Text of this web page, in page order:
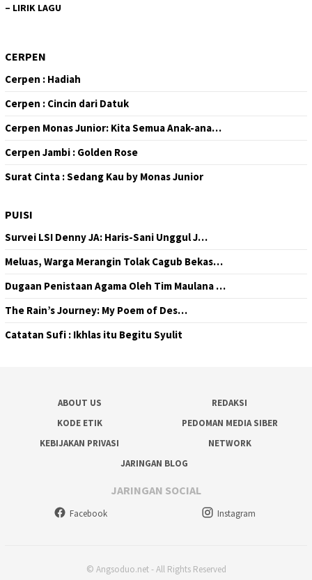
– LIRIK LAGU
CERPEN
Cerpen : Hadiah
Cerpen : Cincin dari Datuk
Cerpen Monas Junior: Kita Semua Anak-ana…
Cerpen Jambi : Golden Rose
Surat Cinta : Sedang Kau by Monas Junior
PUISI
Survei LSI Denny JA: Haris-Sani Unggul J…
Meluas, Warga Merangin Tolak Cagub Bekas…
Dugaan Penistaan Agama Oleh Tim Maulana …
The Rain’s Journey: My Poem of Des…
Catatan Sufi : Ikhlas itu Begitu Syulit
ABOUT US
REDAKSI
KODE ETIK
PEDOMAN MEDIA SIBER
KEBIJAKAN PRIVASI
NETWORK
JARINGAN BLOG
JARINGAN SOCIAL
Facebook Instagram
© Angsoduo.net - All Rights Reserved